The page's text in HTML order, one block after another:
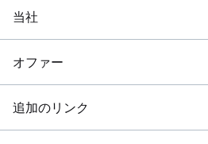
当社
オファー
追加のリンク